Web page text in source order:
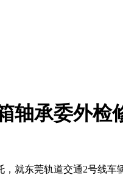
轴承委外检
就东莞轨道交通2号线